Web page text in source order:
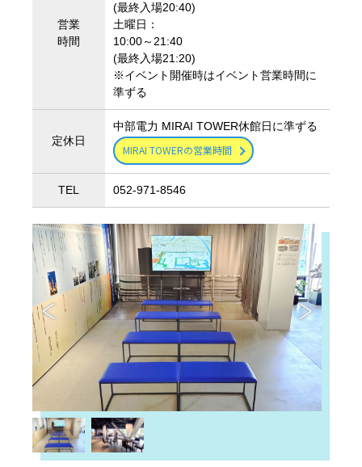
営業
時間
(最終入場20:40)
土曜日：
10:00～21:40
(最終入場21:20)
※イベント開催時はイベント営業時間に
準ずる
定休日
中部電力 MIRAI TOWER休館日に準ずる
MIRAI TOWERの営業時間
TEL 052-971-8546